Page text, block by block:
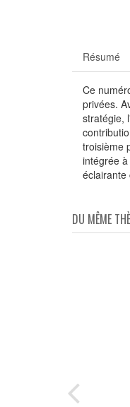
Résumé
Ce
privées.
stratégie,
troisième
intégrée
éclairante
DU MÊME